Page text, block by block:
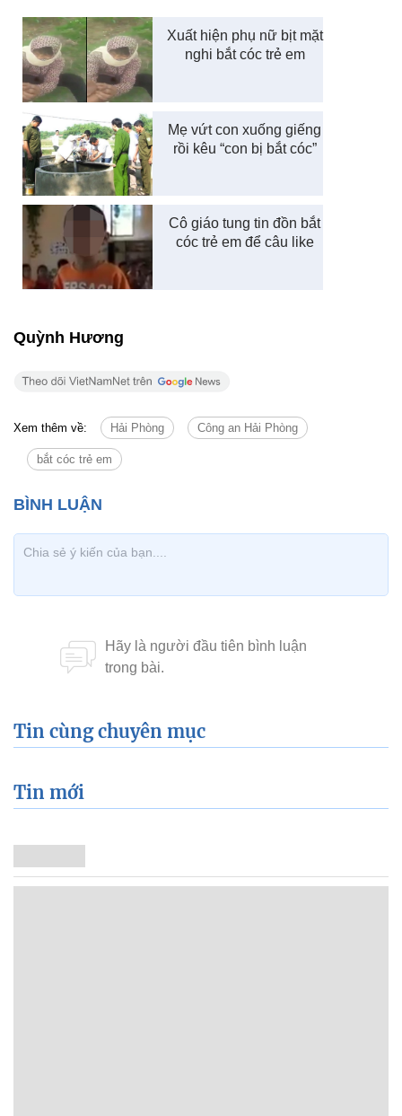
Xuất hiện phụ nữ bịt mặt
nghi bắt cóc trẻ em
Mẹ vứt con xuống giếng
rồi kêu “con bị bắt cóc”
Cô giáo tung tin đồn bắt
cóc trẻ em để câu like
Quỳnh Hương
Xem thêm về: Hải Phòng Công an Hải Phòng
bắt cóc trẻ em
Tin cùng chuyên mục
Tin mới